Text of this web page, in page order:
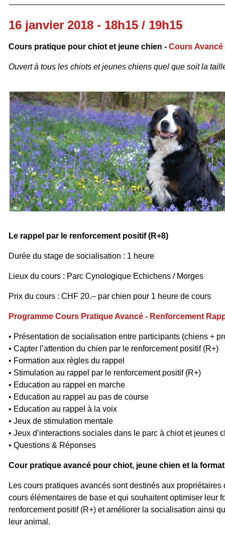
16 janvier 2018 - 18h15 / 19h15
Cours pratique pour chiot et jeune chien - Cours Avancé
Ouvert à tous les chiots et jeunes chiens quel que soit la
Le rappel par le renforcement positif (R+8)
Durée du stage de socialisation : 1 heure
Lieux du cours : Parc Cynologique Echichens / Morges
Prix du cours : CHF 20.– par chien pour 1 heure de cours
Programme Cours Pratique Avancé - Renforcement
• Présentation de socialisation entre participants (chiens +
• Capter l’attention du chien par le renforcement positif (R+)
• Formation aux règles du rappel
• Stimulation au rappel par le renforcement positif (R+)
• Education au rappel en marche
• Education au rappel au pas de course
• Education au rappel à la voix
• Jeux de stimulation mentale
• Jeux d’interactions sociales dans le parc à chiot et jeunes
• Questions & Réponses
Cour pratique avancé pour chiot, jeune chien et la
Les cours pratiques avancés sont destinés aux propriétaires
cours élémentaires de base et qui souhaitent optimiser leur
renforcement positif (R+) et améliorer la socialisation ainsi
leur animal.